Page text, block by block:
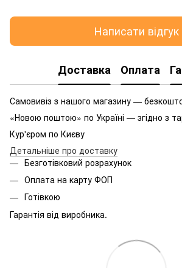
Написати відгук
Доставка Оплата
Самовивіз з нашого магазину —
«Новою поштою» по Україні — згідно з
Кур'єром по Києву
Детальніше про доставку
Безготівковий розрахунок
Оплата на карту ФОП
Готівкою
Гарантія від виробника.